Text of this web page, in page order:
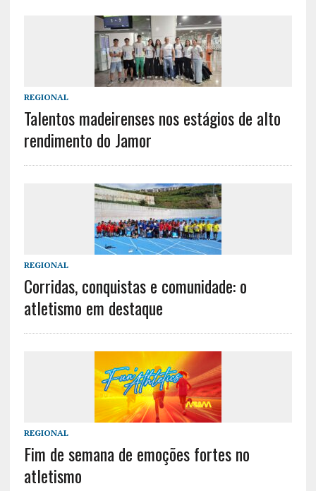
REGIONAL
Talentos madeirenses nos estágios de alto
rendimento do Jamor
REGIONAL
Corridas, conquistas e comunidade: o
atletismo em destaque
REGIONAL
Fim de semana de emoções fortes no
atletismo